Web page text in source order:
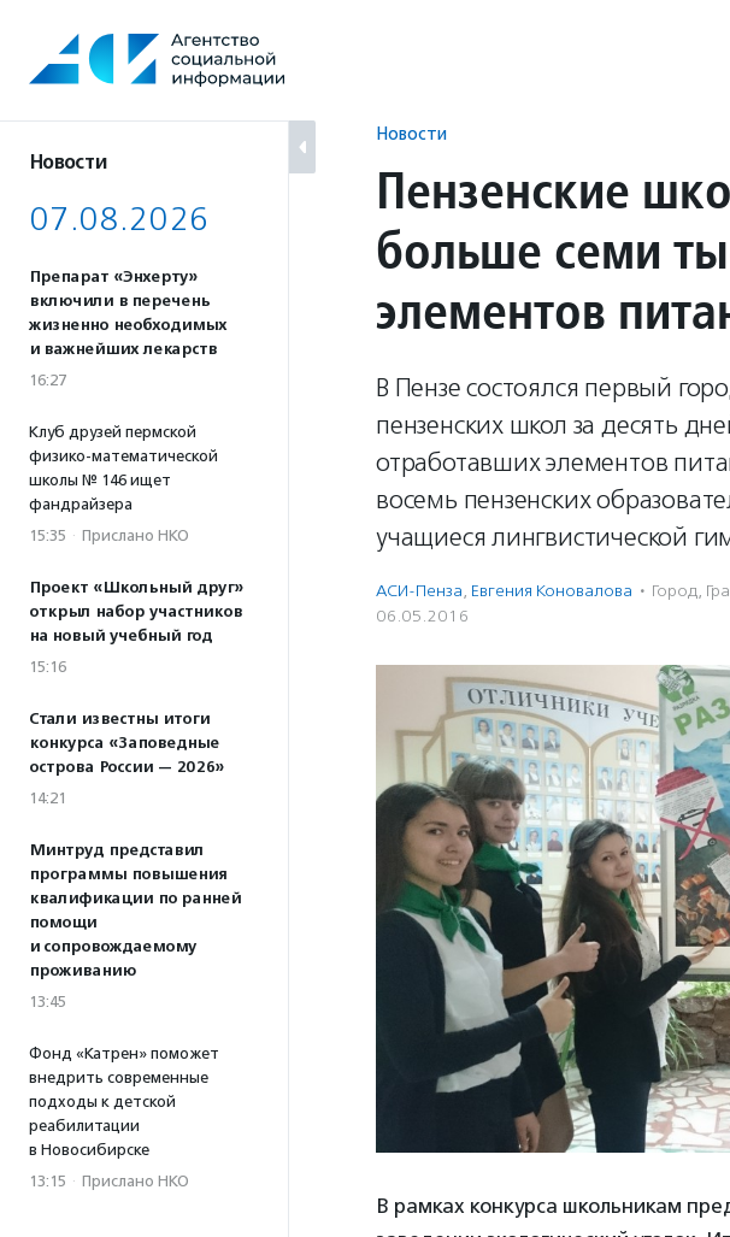
содержанию
Новости
07.08.2026
Препарат «Энхерту»
включили в перечень
жизненно необходимых
и важнейших лекарств
16:27
Клуб друзей пермской
физико-математической
школы № 146 ищет
фандрайзера
15:35 · Прислано НКО
Проект «Школьный друг»
открыл набор участников
на новый учебный год
15:16
Стали известны итоги
конкурса «Заповедные
острова России — 2026»
14:21
Минтруд представил
программы повышения
квалификации по ранней
помощи
и сопровождаемому
проживанию
13:45
Фонд «Катрен» поможет
внедрить современные
подходы к детской
реабилитации
в Новосибирске
13:15 · Прислано НКО
Новости
Пензенские
больше семи
элементов
В Пензе состоялся первый
пензенских школ за десять
отработавших элементов
восемь пензенских
учащиеся лингвистической
АСИ-Пенза, Евгения Коновалова · Город,
06.05.2016
В рамках конкурса школьникам